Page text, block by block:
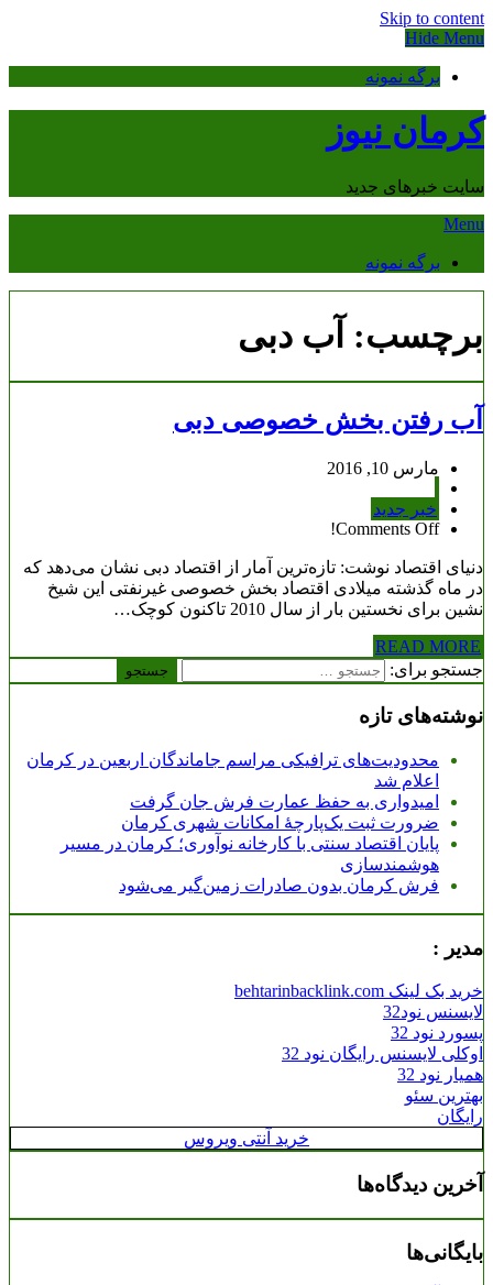
Skip to content
Hide Menu
برگه نمونه
کرمان نیوز
سایت خبرهای جدید
Menu
برگه نمونه
برچسب: آب دبی
آب رفتن بخش خصوصی دبی
مارس 10, 2016
خبر جدید
Comments Off!
دنیای اقتصاد نوشت: تازه‌ترین آمار از اقتصاد دبی نشان می‌دهد که
در ماه گذشته میلادی اقتصاد بخش خصوصی غیرنفتی این شیخ
نشین برای نخستین بار از سال 2010 تاکنون کوچک…
READ MORE
جستجو برای:
نوشته‌های تازه
محدودیت‌های ترافیکی مراسم جاماندگان اربعین در کرمان
اعلام شد
امیدواری به حفظ عمارت فرش جان گرفت
ضرورت ثبت یک‌پارچۀ امکانات شهری کرمان
پایان اقتصاد سنتی با کارخانه نوآوری؛ کرمان در مسیر
هوشمندسازی
فرش کرمان بدون صادرات زمین‌گیر می‌شود
مدیر :
خرید بک لینک behtarinbacklink.com
لایسنس نود32
پسورد نود 32
اوکلی لایسنس رایگان نود 32
همیار نود 32
بهترین سئو
رایگان
خرید آنتی ویروس
آخرین دیدگاه‌ها
بایگانی‌ها